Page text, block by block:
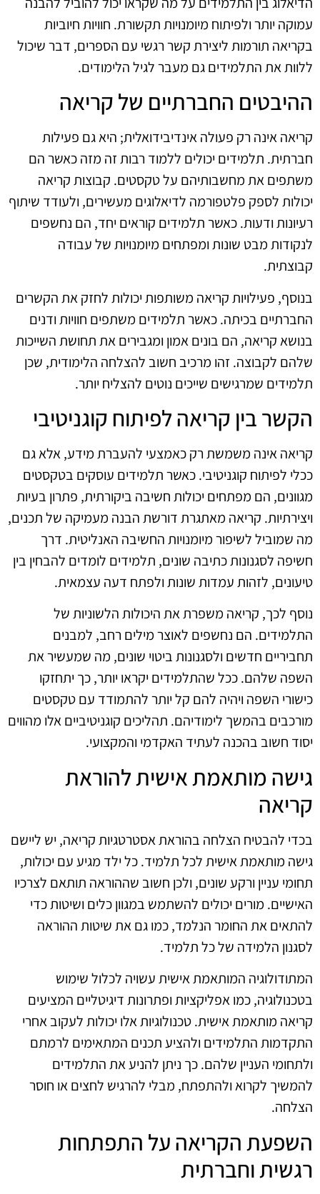
עמוקה יותר ולפיתוח מיומנויות תקשורת. חוויות חיוביות
בקריאה תורמות ליצירת קשר רגשי עם הספרים, דבר שיכול
ללוות את התלמידים גם מעבר לגיל הלימודים.
ההיבטים החברתיים של קריאה
קריאה אינה רק פעולה אינדיבידואלית; היא גם פעילות
חברתית. תלמידים יכולים ללמוד רבות זה מזה כאשר הם
משתפים את מחשבותיהם על טקסטים. קבוצות קריאה
יכולות לספק פלטפורמה לדיאלוגים מעשירים, ולעודד שיתוף
רעיונות ודעות. כאשר תלמידים קוראים יחד, הם נחשפים
לנקודות מבט שונות ומפתחים מיומנויות של עבודה
קבוצתית.
בנוסף, פעילויות קריאה משותפות יכולות לחזק את הקשרים
החברתיים בכיתה. כאשר תלמידים משתפים חוויות ודנים
בנושא קריאה, הם בונים אמון ומגבירים את תחושת השייכות
שלהם לקבוצה. זהו מרכיב חשוב להצלחה הלימודית, שכן
תלמידים שמרגישים שייכים נוטים להצליח יותר.
הקשר בין קריאה לפיתוח קוגניטיבי
קריאה אינה משמשת רק כאמצעי להעברת מידע, אלא גם
ככלי לפיתוח קוגניטיבי. כאשר תלמידים עוסקים בטקסטים
מגוונים, הם מפתחים יכולות חשיבה ביקורתית, פתרון בעיות
ויצירתיות. קריאה מאתגרת דורשת הבנה מעמיקה של תכנים,
מה שמוביל לשיפור מיומנויות החשיבה האנליטית. דרך
חשיפה לסגנונות כתיבה שונים, תלמידים לומדים להבחין בין
טיעונים, לזהות עמדות שונות ולפתח דעה עצמאית.
נוסף לכך, קריאה משפרת את היכולות הלשוניות של
התלמידים. הם נחשפים לאוצר מילים רחב, למבנים
תחביריים חדשים ולסגנונות ביטוי שונים, מה שמעשיר את
השפה שלהם. ככל שהתלמידים יקראו יותר, כך יתחזקו
כישורי השפה ויהיה להם קל יותר להתמודד עם טקסטים
מורכבים בהמשך לימודיהם. תהליכים קוגניטיביים אלו מהווים
יסוד חשוב בהכנה לעתיד האקדמי והמקצועי.
גישה מותאמת אישית להוראת
קריאה
בכדי להבטיח הצלחה בהוראת אסטרטגיות קריאה, יש ליישם
גישה מותאמת אישית לכל תלמיד. כל ילד מגיע עם יכולות,
תחומי עניין ורקע שונים, ולכן חשוב שההוראה תותאם לצרכיו
האישיים. מורים יכולים להשתמש במגוון כלים ושיטות כדי
להתאים את החומר הנלמד, כמו גם את שיטות ההוראה
לסגנון הלמידה של כל תלמיד.
המתודולוגיה המותאמת אישית עשויה לכלול שימוש
בטכנולוגיה, כמו אפליקציות ופתרונות דיגיטליים המציעים
קריאה מותאמת אישית. טכנולוגיות אלו יכולות לעקוב אחרי
התקדמות התלמידים ולהציע תכנים המתאימים לרמתם
ולתחומי העניין שלהם. כך ניתן להניע את התלמידים
להמשיך לקרוא ולהתפתח, מבלי להרגיש לחצים או חוסר
הצלחה.
השפעת הקריאה על התפתחות
רגשית וחברתית